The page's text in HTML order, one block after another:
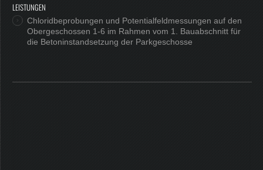
LEISTUNGEN
Chloridbeprobungen und Potentialfeldmessungen auf den
Obergeschossen 1-6 im Rahmen vom 1. Bauabschnitt für
die Betoninstandsetzung der Parkgeschosse